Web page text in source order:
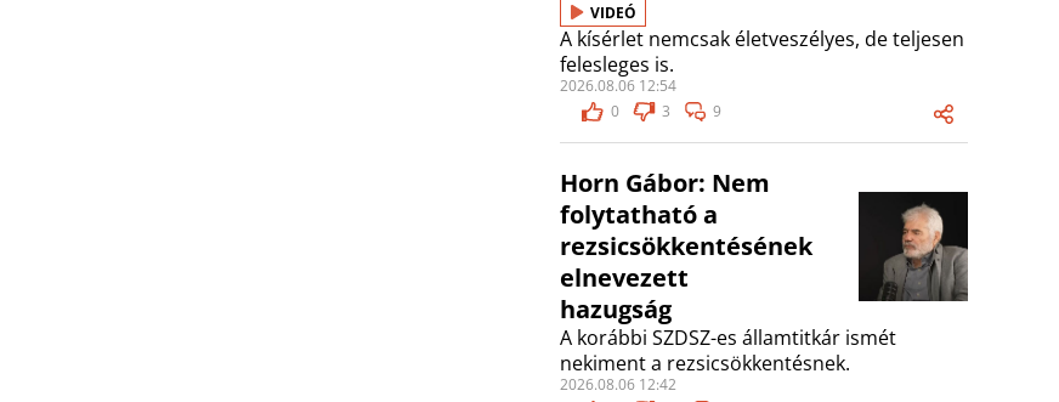
VIDEÓ
A kísérlet nemcsak életveszélyes, de teljesen
felesleges is.
2026.08.06 12:54
0
3 9
Horn Gábor: Nem
folytatható a
rezsicsökkentésének
elnevezett
hazugság
A korábbi SZDSZ-es államtitkár ismét
nekiment a rezsicsökkentésnek.
2026.08.06 12:42